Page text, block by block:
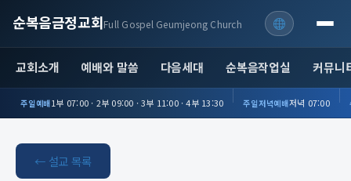
순복음금정교회Full Gospel Geumjeong Church
교회소개 예배와 말씀 다음세대 순복음작업실 커뮤니
주일예배1부 07:00 · 2부 09:00 · 3부 11:00 · 4부 13:30 주일저녁예배저녁 07:00
← 설교 목록